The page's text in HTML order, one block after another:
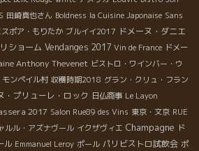
田崎真也さん Boldness la Cuisine Japonaise Sans
スポア・もりたか ブルイイ2017 ドメーヌ・ダニエ
ショーム Vendanges 2017 Vin de France ドメー
Anthony Thevenet ビストロ・ワインバー・ウ
モンペイル村 収穫時期2018 グラン・クリュ・フラン
・プリューレ・ロック 日仏商事 Le Layon
2017 Salon Rue89 des Vins 東京・文京 RUE
ルル・アズナヴール イクザヴィエ Champagne ド
ル Emmanuel Leroy ポール パリビストロ試飲会 ポ